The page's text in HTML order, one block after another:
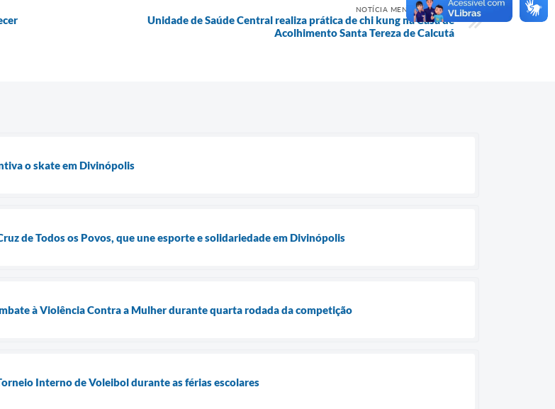
NOTÍCIA MENOS RECENTE
Unidade de Saúde Central realiza prática de chi kung na Casa de
Acolhimento Santa Tereza de Calcutá
o skate em Divinópolis
de Todos os Povos, que une esporte e solidariedade em Divinópolis
à Violência Contra a Mulher durante quarta rodada da competição
Interno de Voleibol durante as férias escolares